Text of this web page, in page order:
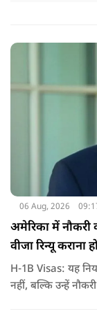
06 Aug, 2026
अमेरिका में नौकरी
वीजा रिन्यू कराना
H-1B Visas: यह
नहीं, बल्कि उन्हें